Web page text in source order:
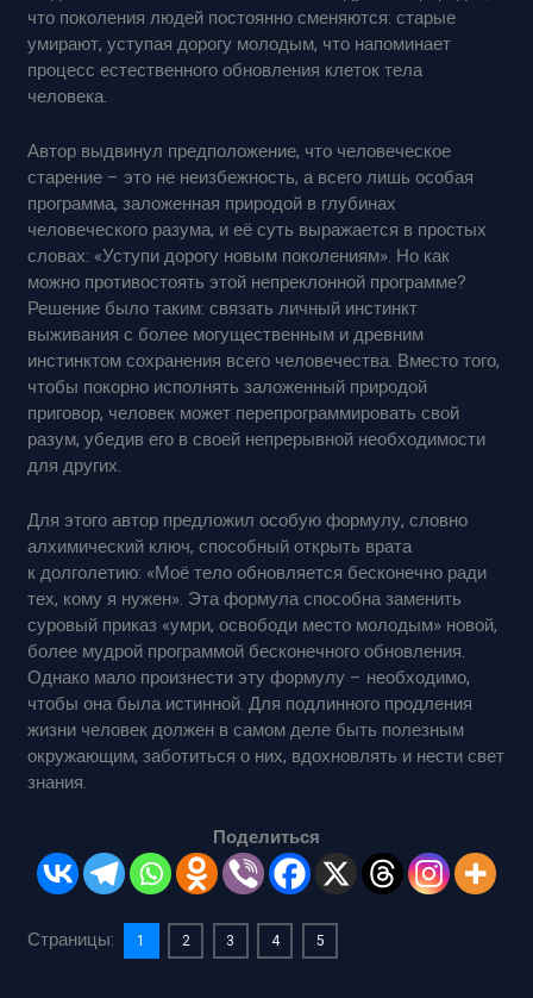
что поколения людей постоянно сменяются: старые
умирают, уступая дорогу молодым, что напоминает
процесс естественного обновления клеток тела
человека.
Автор выдвинул предположение, что человеческое
старение – это не неизбежность, а всего лишь особая
программа, заложенная природой в глубинах
человеческого разума, и её суть выражается в простых
словах: «Уступи дорогу новым поколениям». Но как
можно противостоять этой непреклонной программе?
Решение было таким: связать личный инстинкт
выживания с более могущественным и древним
инстинктом сохранения всего человечества. Вместо того,
чтобы покорно исполнять заложенный природой
приговор, человек может перепрограммировать свой
разум, убедив его в своей непрерывной необходимости
для других.
Для этого автор предложил особую формулу, словно
алхимический ключ, способный открыть врата
к долголетию: «Моё тело обновляется бесконечно ради
тех, кому я нужен». Эта формула способна заменить
суровый приказ «умри, освободи место молодым» новой,
более мудрой программой бесконечного обновления.
Однако мало произнести эту формулу – необходимо,
чтобы она была истинной. Для подлинного продления
жизни человек должен в самом деле быть полезным
окружающим, заботиться о них, вдохновлять и нести свет
знания.
Поделиться
Страницы: 1 2 3 4 5